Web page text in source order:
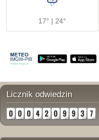
17° | 24°
Licznik odwiedzin